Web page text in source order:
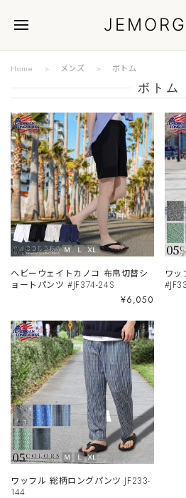
Home メンズ ボトム
ボトム
ヘビーウェイトカノコ 布帛切替シ
ョートパンツ #JF374-24S
¥6,050
ワ
ワッフル 総柄ロングパンツ JF233-
144